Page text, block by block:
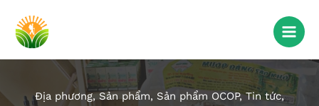
Địa phương,Sản phẩm, Sản phẩm OCOP,Tin tức,